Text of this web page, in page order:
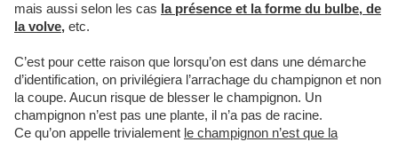
mais aussi selon les cas la présence et la forme du bulbe, de
la volve, etc.
C’est pour cette raison que lorsqu’on est dans une démarche
d’identification, on privilégiera l’arrachage du champignon et non
la coupe. Aucun risque de blesser le champignon. Un
champignon n’est pas une plante, il n’a pas de racine.
Ce qu’on appelle trivialement le champignon n’est que la